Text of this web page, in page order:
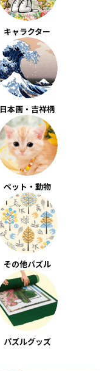
キャラクター
日本画・吉祥柄
ペット・動物
その他パズル
パズルグッズ